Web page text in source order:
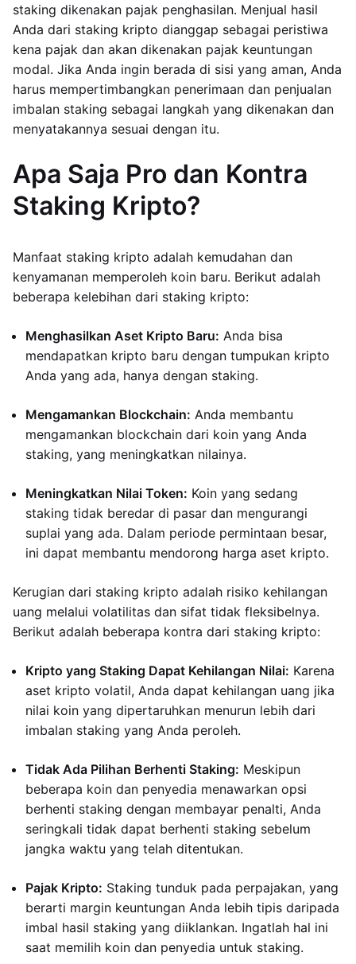
staking dikenakan pajak penghasilan. Menjual hasil
Anda dari staking kripto dianggap sebagai peristiwa
kena pajak dan akan dikenakan pajak keuntungan
modal. Jika Anda ingin berada di sisi yang aman, Anda
harus mempertimbangkan penerimaan dan penjualan
imbalan staking sebagai langkah yang dikenakan dan
menyatakannya sesuai dengan itu.
Apa Saja Pro dan Kontra
Staking Kripto?
Manfaat staking kripto adalah kemudahan dan
kenyamanan memperoleh koin baru. Berikut adalah
beberapa kelebihan dari staking kripto:
Menghasilkan Aset Kripto Baru: Anda bisa
mendapatkan kripto baru dengan tumpukan kripto
Anda yang ada, hanya dengan staking.
Mengamankan Blockchain: Anda membantu
mengamankan blockchain dari koin yang Anda
staking, yang meningkatkan nilainya.
Meningkatkan Nilai Token: Koin yang sedang
staking tidak beredar di pasar dan mengurangi
suplai yang ada. Dalam periode permintaan besar,
ini dapat membantu mendorong harga aset kripto.
Kerugian dari staking kripto adalah risiko kehilangan
uang melalui volatilitas dan sifat tidak fleksibelnya.
Berikut adalah beberapa kontra dari staking kripto:
Kripto yang Staking Dapat Kehilangan Nilai: Karena
aset kripto volatil, Anda dapat kehilangan uang jika
nilai koin yang dipertaruhkan menurun lebih dari
imbalan staking yang Anda peroleh.
Tidak Ada Pilihan Berhenti Staking: Meskipun
beberapa koin dan penyedia menawarkan opsi
berhenti staking dengan membayar penalti, Anda
seringkali tidak dapat berhenti staking sebelum
jangka waktu yang telah ditentukan.
Pajak Kripto: Staking tunduk pada perpajakan, yang
berarti margin keuntungan Anda lebih tipis daripada
imbal hasil staking yang diiklankan. Ingatlah hal ini
saat memilih koin dan penyedia untuk staking.